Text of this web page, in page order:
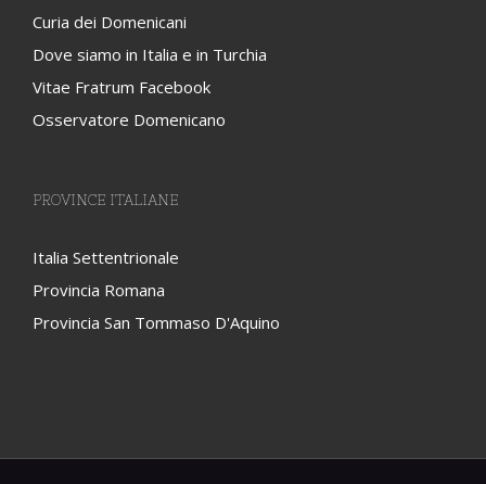
Curia dei Domenicani
Dove siamo in Italia e in Turchia
Vitae Fratrum Facebook
Osservatore Domenicano
PROVINCE ITALIANE
Italia Settentrionale
Provincia Romana
Provincia San Tommaso D'Aquino